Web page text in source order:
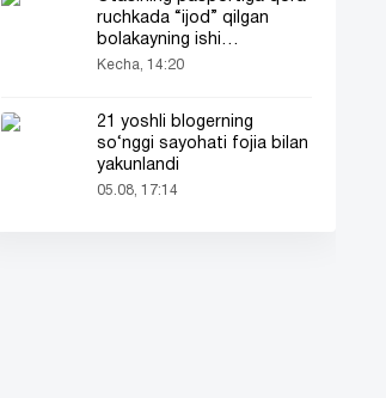
ruchkada “ijod” qilgan
bolakayning ishi
barchaning diqqatini tortdi
Kecha, 14:20
21 yoshli blogerning
so‘nggi sayohati fojia bilan
yakunlandi
05.08, 17:14